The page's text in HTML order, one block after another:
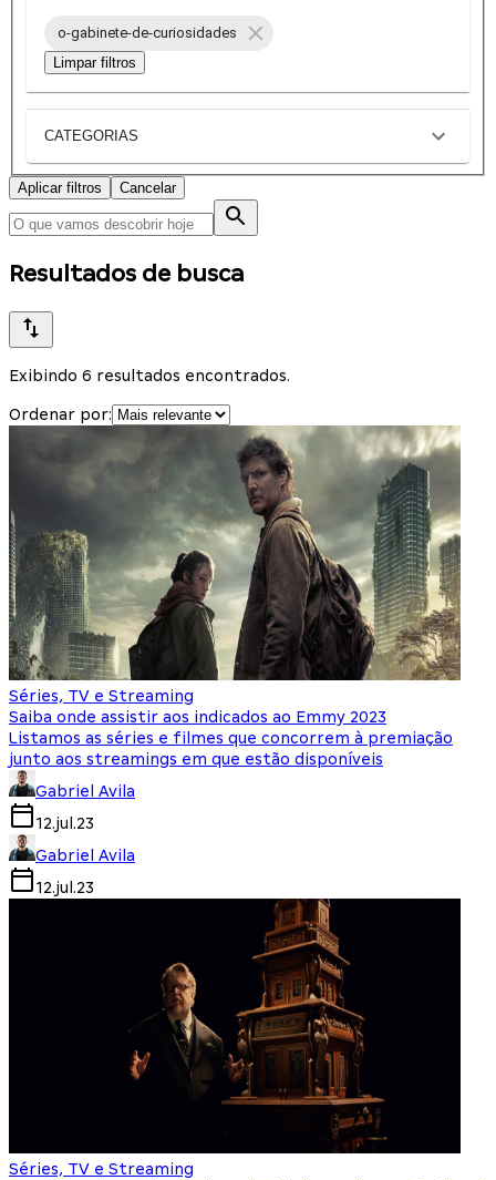
o-gabinete-de-curiosidades
Limpar filtros
CATEGORIAS
Aplicar filtros Cancelar
Resultados de busca
Exibindo 6 resultados encontrados.
Ordenar por:
Séries, TV e Streaming
Saiba onde assistir aos indicados ao Emmy 2023
Listamos as séries e filmes que concorrem à premiação
junto aos streamings em que estão disponíveis
Gabriel Avila
12.jul.23
Gabriel Avila
12.jul.23
Séries, TV e Streaming